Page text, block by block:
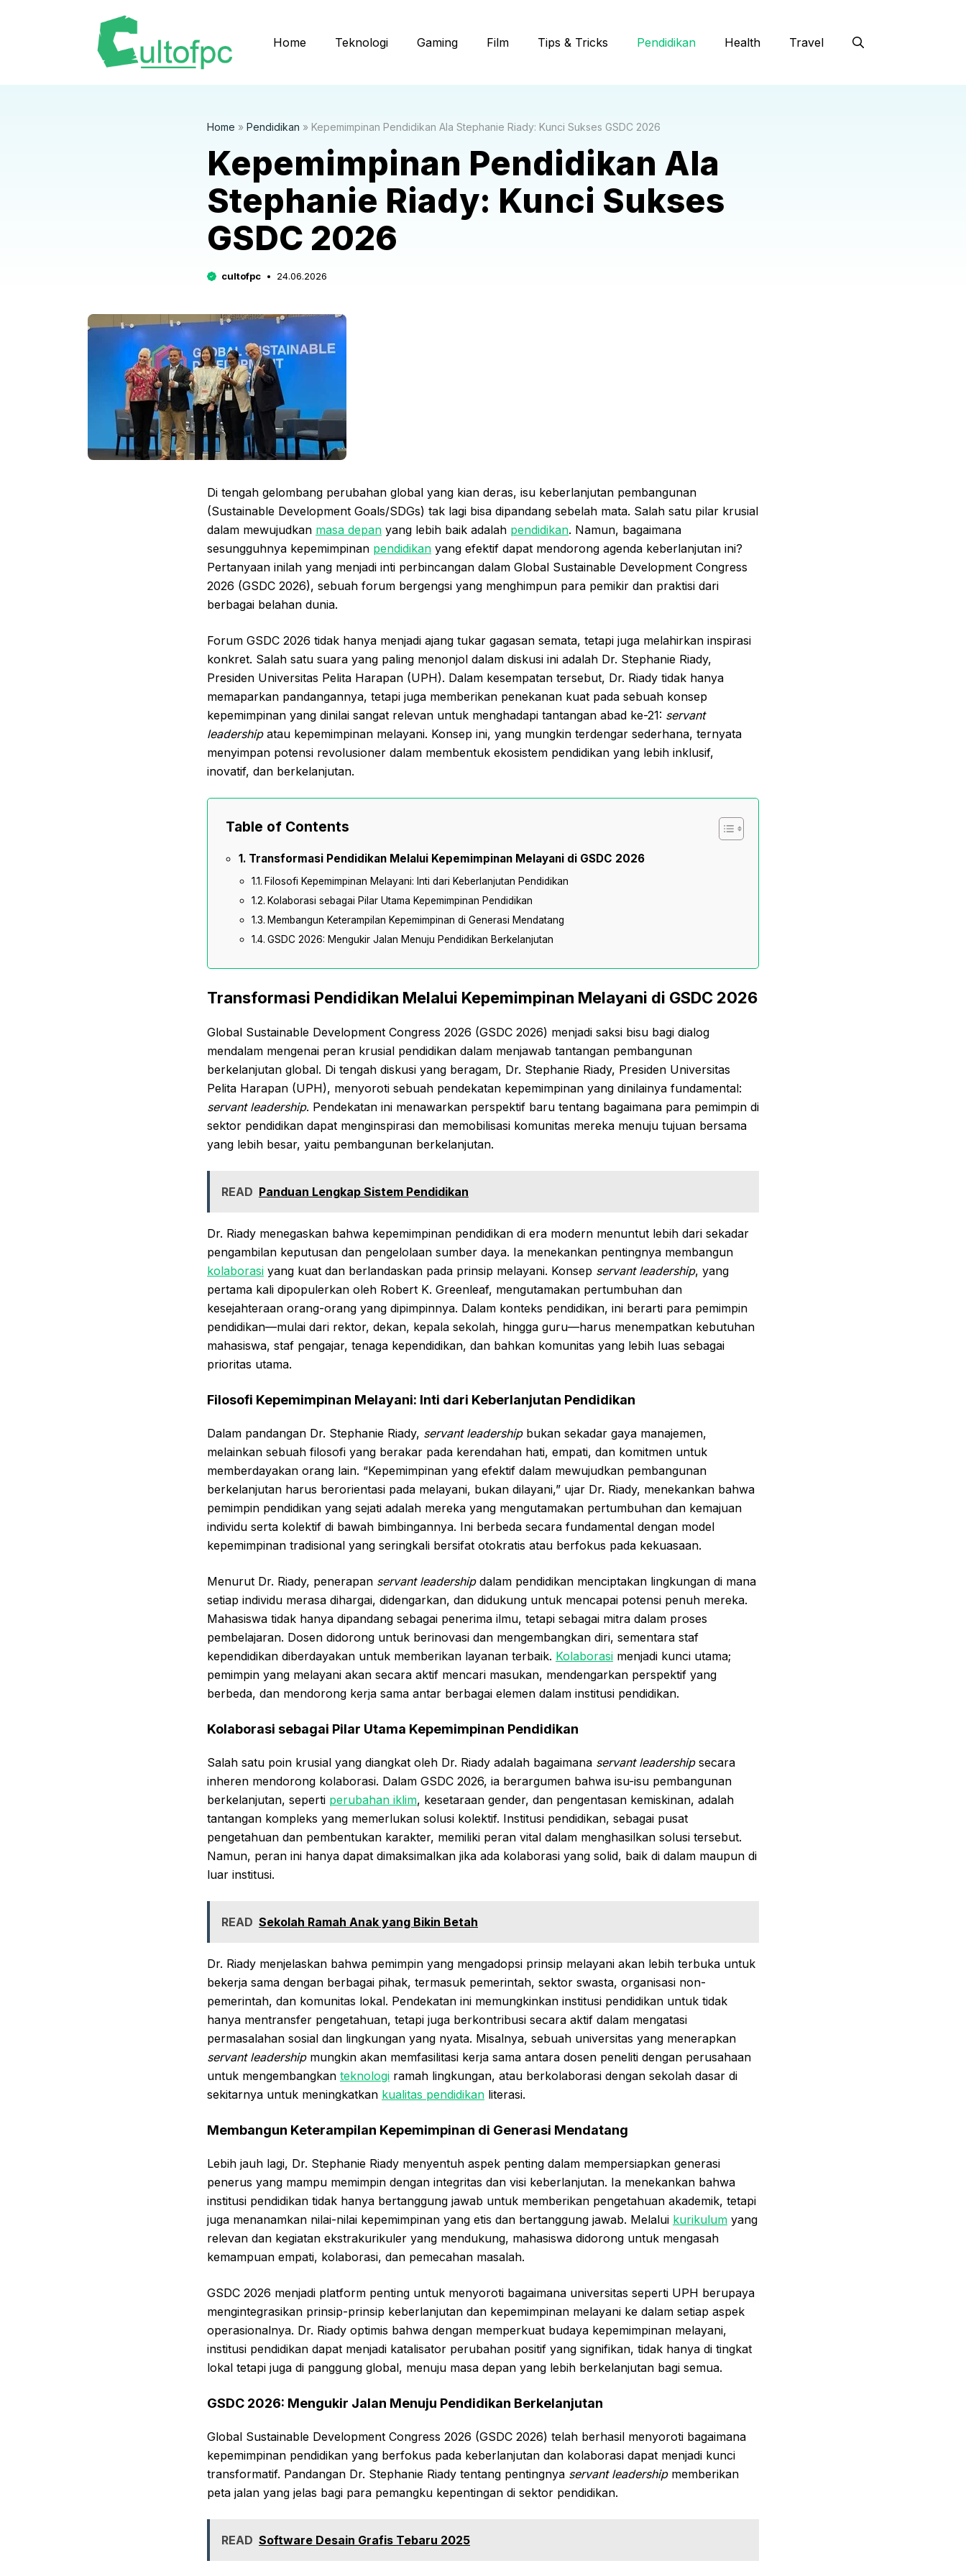
Home Teknologi Gaming Film Tips & Tricks Pendidikan Health Travel
Home » Pendidikan » Kepemimpinan Pendidikan Ala Stephanie Riady: Kunci Sukses GSDC 2026
Kepemimpinan Pendidikan Ala
Stephanie Riady: Kunci Sukses
GSDC 2026
cultofpc 24.06.2026
Di tengah gelombang perubahan global yang kian deras, isu keberlanjutan pembangunan
(Sustainable Development Goals/SDGs) tak lagi bisa dipandang sebelah mata. Salah satu pilar krusial
dalam mewujudkan masa depan yang lebih baik adalah pendidikan. Namun, bagaimana
sesungguhnya kepemimpinan pendidikan yang efektif dapat mendorong agenda keberlanjutan ini?
Pertanyaan inilah yang menjadi inti perbincangan dalam Global Sustainable Development Congress
2026 (GSDC 2026), sebuah forum bergengsi yang menghimpun para pemikir dan praktisi dari
berbagai belahan dunia.
Forum GSDC 2026 tidak hanya menjadi ajang tukar gagasan semata, tetapi juga melahirkan inspirasi
konkret. Salah satu suara yang paling menonjol dalam diskusi ini adalah Dr. Stephanie Riady,
Presiden Universitas Pelita Harapan (UPH). Dalam kesempatan tersebut, Dr. Riady tidak hanya
memaparkan pandangannya, tetapi juga memberikan penekanan kuat pada sebuah konsep
kepemimpinan yang dinilai sangat relevan untuk menghadapi tantangan abad ke-21: servant
leadershipatau kepemimpinan melayani. Konsep ini, yang mungkin terdengar sederhana, ternyata
menyimpan potensi revolusioner dalam membentuk ekosistem pendidikan yang lebih inklusif,
inovatif, dan berkelanjutan.
Table of Contents
Transformasi Pendidikan Melalui Kepemimpinan Melayani di GSDC 2026
Filosofi Kepemimpinan Melayani: Inti dari Keberlanjutan Pendidikan
Kolaborasi sebagai Pilar Utama Kepemimpinan Pendidikan
Membangun Keterampilan Kepemimpinan di Generasi Mendatang
GSDC 2026: Mengukir Jalan Menuju Pendidikan Berkelanjutan
Transformasi Pendidikan Melalui Kepemimpinan Melayani di GSDC 2026
Global Sustainable Development Congress 2026 (GSDC 2026) menjadi saksi bisu bagi dialog
mendalam mengenai peran krusial pendidikan dalam menjawab tantangan pembangunan
berkelanjutan global. Di tengah diskusi yang beragam, Dr. Stephanie Riady, Presiden Universitas
Pelita Harapan (UPH), menyoroti sebuah pendekatan kepemimpinan yang dinilainya fundamental:
servant leadership. Pendekatan ini menawarkan perspektif baru tentang bagaimana para pemimpin di
sektor pendidikan dapat menginspirasi dan memobilisasi komunitas mereka menuju tujuan bersama
yang lebih besar, yaitu pembangunan berkelanjutan.
READ Panduan Lengkap Sistem Pendidikan
Dr. Riady menegaskan bahwa kepemimpinan pendidikan di era modern menuntut lebih dari sekadar
pengambilan keputusan dan pengelolaan sumber daya. Ia menekankan pentingnya membangun
kolaborasi yang kuat dan berlandaskan pada prinsip melayani. Konsep servant leadership, yang
pertama kali dipopulerkan oleh Robert K. Greenleaf, mengutamakan pertumbuhan dan
kesejahteraan orang-orang yang dipimpinnya. Dalam konteks pendidikan, ini berarti para pemimpin
pendidikan—mulai dari rektor, dekan, kepala sekolah, hingga guru—harus menempatkan kebutuhan
mahasiswa, staf pengajar, tenaga kependidikan, dan bahkan komunitas yang lebih luas sebagai
prioritas utama.
Filosofi Kepemimpinan Melayani: Inti dari Keberlanjutan Pendidikan
Dalam pandangan Dr. Stephanie Riady, servant leadershipbukan sekadar gaya manajemen,
melainkan sebuah filosofi yang berakar pada kerendahan hati, empati, dan komitmen untuk
memberdayakan orang lain. “Kepemimpinan yang efektif dalam mewujudkan pembangunan
berkelanjutan harus berorientasi pada melayani, bukan dilayani,” ujar Dr. Riady, menekankan bahwa
pemimpin pendidikan yang sejati adalah mereka yang mengutamakan pertumbuhan dan kemajuan
individu serta kolektif di bawah bimbingannya. Ini berbeda secara fundamental dengan model
kepemimpinan tradisional yang seringkali bersifat otokratis atau berfokus pada kekuasaan.
Menurut Dr. Riady, penerapan servant leadershipdalam pendidikan menciptakan lingkungan di mana
setiap individu merasa dihargai, didengarkan, dan didukung untuk mencapai potensi penuh mereka.
Mahasiswa tidak hanya dipandang sebagai penerima ilmu, tetapi sebagai mitra dalam proses
pembelajaran. Dosen didorong untuk berinovasi dan mengembangkan diri, sementara staf
kependidikan diberdayakan untuk memberikan layanan terbaik. Kolaborasi menjadi kunci utama;
pemimpin yang melayani akan secara aktif mencari masukan, mendengarkan perspektif yang
berbeda, dan mendorong kerja sama antar berbagai elemen dalam institusi pendidikan.
Kolaborasi sebagai Pilar Utama Kepemimpinan Pendidikan
Salah satu poin krusial yang diangkat oleh Dr. Riady adalah bagaimana servant leadershipsecara
inheren mendorong kolaborasi. Dalam GSDC 2026, ia berargumen bahwa isu-isu pembangunan
berkelanjutan, seperti perubahan iklim, kesetaraan gender, dan pengentasan kemiskinan, adalah
tantangan kompleks yang memerlukan solusi kolektif. Institusi pendidikan, sebagai pusat
pengetahuan dan pembentukan karakter, memiliki peran vital dalam menghasilkan solusi tersebut.
Namun, peran ini hanya dapat dimaksimalkan jika ada kolaborasi yang solid, baik di dalam maupun di
luar institusi.
READ Sekolah Ramah Anak yang Bikin Betah
Dr. Riady menjelaskan bahwa pemimpin yang mengadopsi prinsip melayani akan lebih terbuka untuk
bekerja sama dengan berbagai pihak, termasuk pemerintah, sektor swasta, organisasi non-
pemerintah, dan komunitas lokal. Pendekatan ini memungkinkan institusi pendidikan untuk tidak
hanya mentransfer pengetahuan, tetapi juga berkontribusi secara aktif dalam mengatasi
permasalahan sosial dan lingkungan yang nyata. Misalnya, sebuah universitas yang menerapkan
servant leadershipmungkin akan memfasilitasi kerja sama antara dosen peneliti dengan perusahaan
untuk mengembangkan teknologi ramah lingkungan, atau berkolaborasi dengan sekolah dasar di
sekitarnya untuk meningkatkan kualitas pendidikan literasi.
Membangun Keterampilan Kepemimpinan di Generasi Mendatang
Lebih jauh lagi, Dr. Stephanie Riady menyentuh aspek penting dalam mempersiapkan generasi
penerus yang mampu memimpin dengan integritas dan visi keberlanjutan. Ia menekankan bahwa
institusi pendidikan tidak hanya bertanggung jawab untuk memberikan pengetahuan akademik, tetapi
juga menanamkan nilai-nilai kepemimpinan yang etis dan bertanggung jawab. Melalui kurikulum yang
relevan dan kegiatan ekstrakurikuler yang mendukung, mahasiswa didorong untuk mengasah
kemampuan empati, kolaborasi, dan pemecahan masalah.
GSDC 2026 menjadi platform penting untuk menyoroti bagaimana universitas seperti UPH berupaya
mengintegrasikan prinsip-prinsip keberlanjutan dan kepemimpinan melayani ke dalam setiap aspek
operasionalnya. Dr. Riady optimis bahwa dengan memperkuat budaya kepemimpinan melayani,
institusi pendidikan dapat menjadi katalisator perubahan positif yang signifikan, tidak hanya di tingkat
lokal tetapi juga di panggung global, menuju masa depan yang lebih berkelanjutan bagi semua.
GSDC 2026: Mengukir Jalan Menuju Pendidikan Berkelanjutan
Global Sustainable Development Congress 2026 (GSDC 2026) telah berhasil menyoroti bagaimana
kepemimpinan pendidikan yang berfokus pada keberlanjutan dan kolaborasi dapat menjadi kunci
transformatif. Pandangan Dr. Stephanie Riady tentang pentingnya servant leadershipmemberikan
peta jalan yang jelas bagi para pemangku kepentingan di sektor pendidikan.
READ Software Desain Grafis Tebaru 2025